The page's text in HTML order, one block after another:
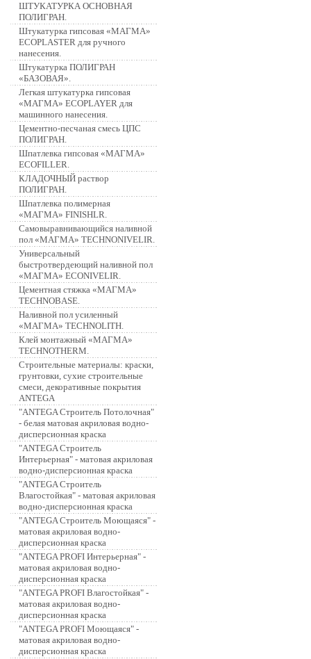
ШТУКАТУРКА ОСНОВНАЯ
ПОЛИГРАН.
Штукатурка гипсовая «МАГМА»
ECOPLASTER для ручного
нанесения.
Штукатурка ПОЛИГРАН
«БАЗОВАЯ».
Легкая штукатурка гипсовая
«МАГМА» ECOPLAYER для
машинного нанесения.
Цементно-песчаная смесь ЦПС
ПОЛИГРАН.
Шпатлевка гипсовая «МАГМА»
ECOFILLER.
КЛАДОЧНЫЙ раствор
ПОЛИГРАН.
Шпатлевка полимерная
«МАГМА» FINISHLR.
Самовыравнивающийся наливной
пол «МАГМА» TECHNONIVELIR.
Универсальный
быстротвердеющий наливной пол
«МАГМА» ECONIVELIR.
Цементная стяжка «МАГМА»
TECHNOBASE.
Наливной пол усиленный
«МАГМА» TECHNOLITH.
Клей монтажный «МАГМА»
TECHNOTHERM.
Строительные материалы: краски,
грунтовки, сухие строительные
смеси, декоративные покрытия
ANTEGA
"ANTEGA Строитель Потолочная"
- белая матовая акриловая водно-
дисперсионная краска
"ANTEGA Строитель
Интерьерная" - матовая акриловая
водно-дисперсионная краска
"ANTEGA Строитель
Влагостойкая" - матовая акриловая
водно-дисперсионная краска
"ANTEGA Строитель Моющаяся" -
матовая акриловая водно-
дисперсионная краска
"ANTEGA PROFI Интерьерная" -
матовая акриловая водно-
дисперсионная краска
"ANTEGA PROFI Влагостойкая" -
матовая акриловая водно-
дисперсионная краска
"ANTEGA PROFI Моющаяся" -
матовая акриловая водно-
дисперсионная краска